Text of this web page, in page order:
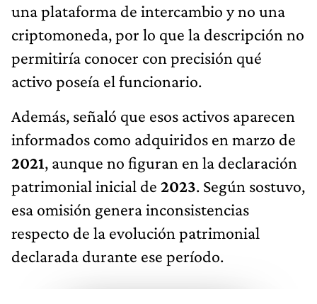
una plataforma de intercambio y no una
criptomoneda, por lo que la descripción no
permitiría conocer con precisión qué
activo poseía el funcionario.
Además, señaló que esos activos aparecen
informados como adquiridos en marzo de
2021, aunque no figuran en la declaración
patrimonial inicial de 2023. Según sostuvo,
esa omisión genera inconsistencias
respecto de la evolución patrimonial
declarada durante ese período.